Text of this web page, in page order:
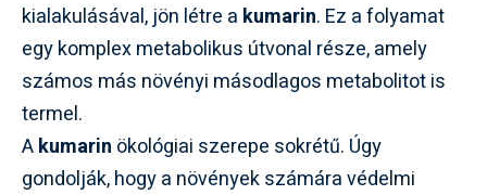
kialakulásával, jön létre a kumarin. Ez a folyamat
egy komplex metabolikus útvonal része, amely
számos más növényi másodlagos metabolitot is
termel.
Akumarin ökológiai szerepe sokrétű. Úgy
gondolják, hogy a növények számára védelmi